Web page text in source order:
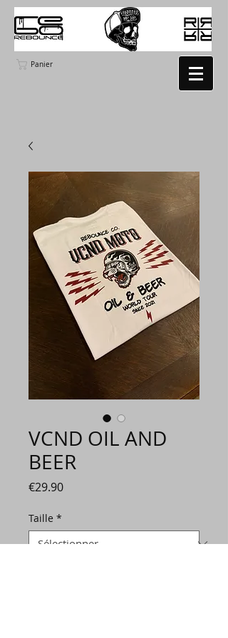
Panier
VCND OIL AND
BEER
€29.90Prix
Taille *